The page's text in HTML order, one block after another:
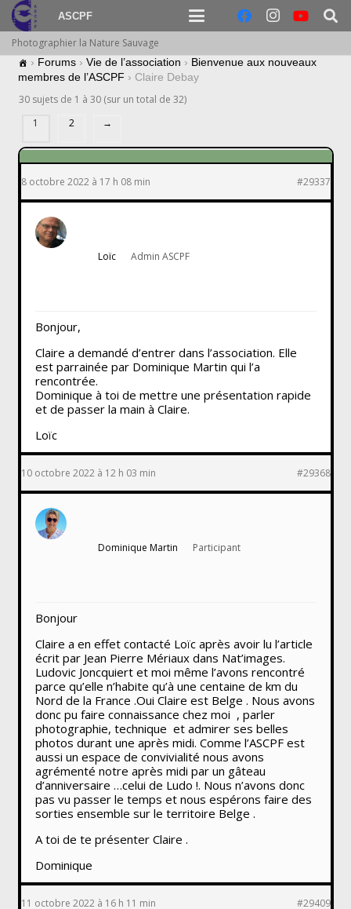
ASCPF
Photographier la Nature Sauvage
› Forums › Vie de l’association › Bienvenue aux nouveaux
membres de l’ASCPF › Claire Debay
30 sujets de 1 à 30 (sur un total de 32)
1
2 →
8 octobre 2022 à 17 h 08 min #29337
Loïc Admin ASCPF
Bonjour,
Claire a demandé d’entrer dans l’association. Elle
est parrainée par Dominique Martin qui l’a
rencontrée.
Dominique à toi de mettre une présentation rapide
et de passer la main à Claire.
Loïc
10 octobre 2022 à 12 h 03 min #29368
Dominique Martin Participant
Bonjour
Claire a en effet contacté Loïc après avoir lu l’article
écrit par Jean Pierre Mériaux dans Nat’images.
Ludovic Joncquiert et moi même l’avons rencontré
parce qu’elle n’habite qu’à une centaine de km du
Nord de la France .Oui Claire est Belge . Nous avons
donc pu faire connaissance chez moi , parler
photographie, technique et admirer ses belles
photos durant une après midi. Comme l’ASCPF est
aussi un espace de convivialité nous avons
agrémenté notre après midi par un gâteau
d’anniversaire …celui de Ludo !. Nous n’avons donc
pas vu passer le temps et nous espérons faire des
sorties ensemble sur le territoire Belge .
A toi de te présenter Claire .
Dominique
11 octobre 2022 à 16 h 11 min #29409